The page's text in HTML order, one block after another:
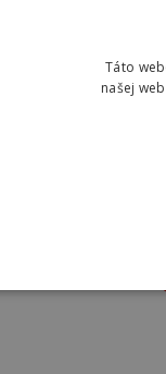
favoritiek,
etapové
Niewiadoma
túžila som po
k
trati.
Táto
našej